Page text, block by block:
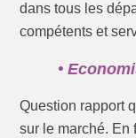
dans tous les
compétents et
•
Question rapport
sur le marché. En